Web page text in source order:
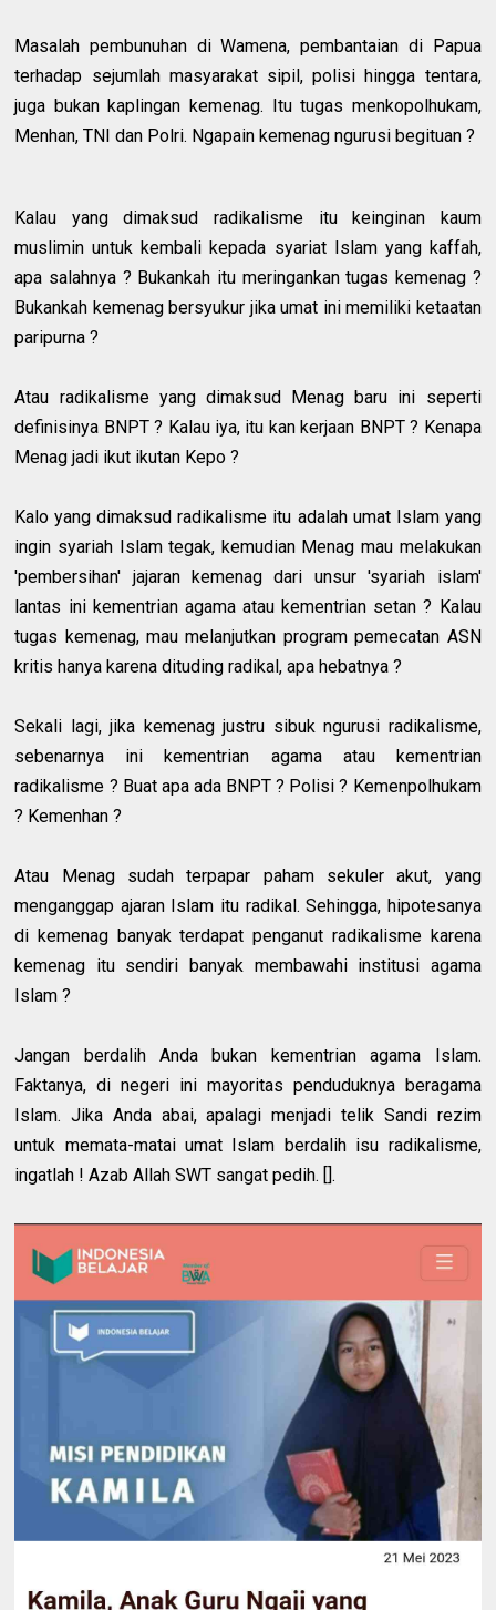
Masalah pembunuhan di Wamena, pembantaian di Papua
terhadap sejumlah masyarakat sipil, polisi hingga tentara,
juga bukan kaplingan kemenag. Itu tugas menkopolhukam,
Menhan, TNI dan Polri. Ngapain kemenag ngurusi begituan ?
Kalau yang dimaksud radikalisme itu keinginan kaum
muslimin untuk kembali kepada syariat Islam yang kaffah,
apa salahnya ? Bukankah itu meringankan tugas kemenag ?
Bukankah kemenag bersyukur jika umat ini memiliki ketaatan
paripurna ?
Atau radikalisme yang dimaksud Menag baru ini seperti
definisinya BNPT ? Kalau iya, itu kan kerjaan BNPT ? Kenapa
Menag jadi ikut ikutan Kepo ?
Kalo yang dimaksud radikalisme itu adalah umat Islam yang
ingin syariah Islam tegak, kemudian Menag mau melakukan
'pembersihan' jajaran kemenag dari unsur 'syariah islam'
lantas ini kementrian agama atau kementrian setan ? Kalau
tugas kemenag, mau melanjutkan program pemecatan ASN
kritis hanya karena dituding radikal, apa hebatnya ?
Sekali lagi, jika kemenag justru sibuk ngurusi radikalisme,
sebenarnya ini kementrian agama atau kementrian
radikalisme ? Buat apa ada BNPT ? Polisi ? Kemenpolhukam
? Kemenhan ?
Atau Menag sudah terpapar paham sekuler akut, yang
menganggap ajaran Islam itu radikal. Sehingga, hipotesanya
di kemenag banyak terdapat penganut radikalisme karena
kemenag itu sendiri banyak membawahi institusi agama
Islam ?
Jangan berdalih Anda bukan kementrian agama Islam.
Faktanya, di negeri ini mayoritas penduduknya beragama
Islam. Jika Anda abai, apalagi menjadi telik Sandi rezim
untuk memata-matai umat Islam berdalih isu radikalisme,
ingatlah ! Azab Allah SWT sangat pedih. [].